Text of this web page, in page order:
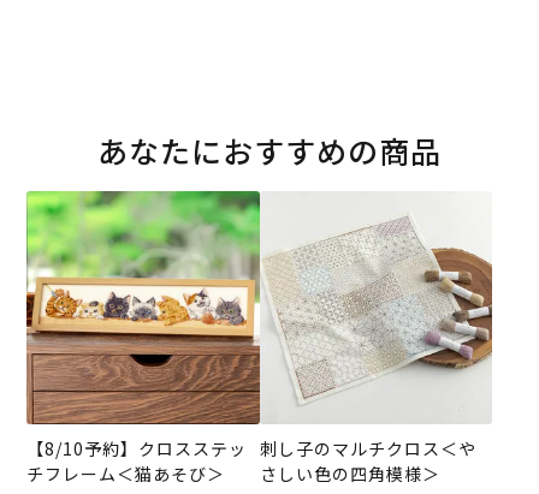
あなたにおすすめの商品
【8/10予約】クロスステッ
チフレーム＜猫あそび＞
刺し子のマルチクロス＜や
さしい色の四角模様＞